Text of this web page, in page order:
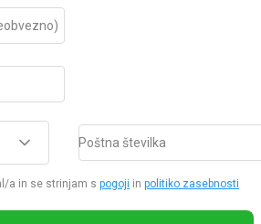
Poštna številka
a in se strinjam s pogoji in politiko zasebnosti